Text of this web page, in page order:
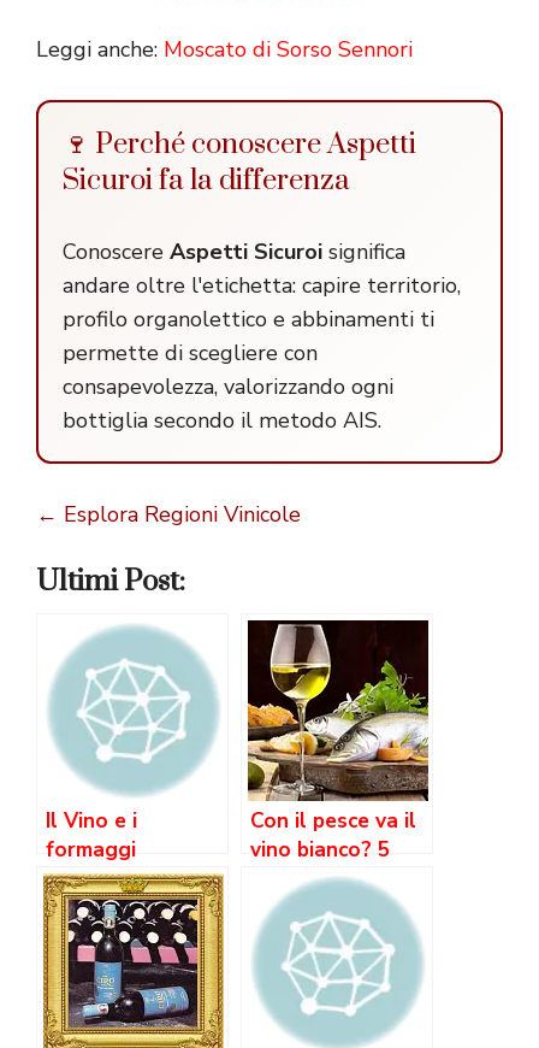
Leggi anche: Moscato di Sorso Sennori
🍷 Perché conoscere Aspetti
Sicuroi fa la differenza
Conoscere Aspetti Sicuroi significa
andare oltre l'etichetta: capire territorio,
profilo organolettico e abbinamenti ti
permette di scegliere con
consapevolezza, valorizzando ogni
bottiglia secondo il metodo AIS.
← Esplora Regioni Vinicole
Ultimi Post:
Il Vino e i
formaggi
Con il pesce va il
vino bianco? 5
Aspetti Essenziali